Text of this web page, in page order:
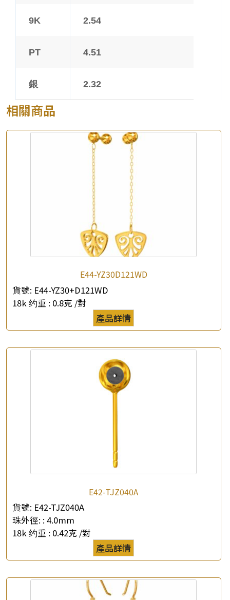
產品查詢 ×
你的名字
公司名稱
*e-mail
9K 2.54
PT 4.51
銀 2.32
相關商品
E44-YZ30D121WD
貨號: E44-YZ30+D121WD
18k 约重 : 0.8克 /對
產品詳情
E42-TJZ040A
貨號: E42-TJZ040A
珠外徑: : 4.0mm
18k 约重 : 0.42克 /對
產品詳情